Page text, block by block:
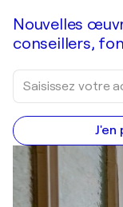
Nouvelles
conseillers,